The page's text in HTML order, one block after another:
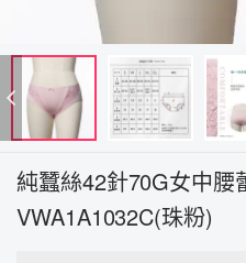
純蠶絲42針70G女中腰
VWA1A1032C(珠粉)